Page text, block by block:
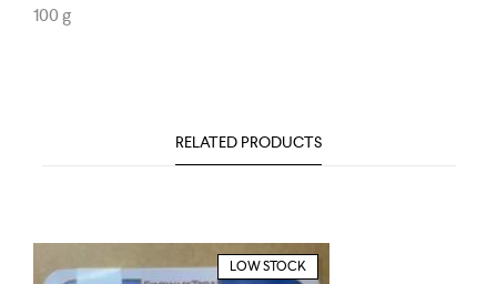
100 g
RELATED PRODUCTS
LOW STOCK